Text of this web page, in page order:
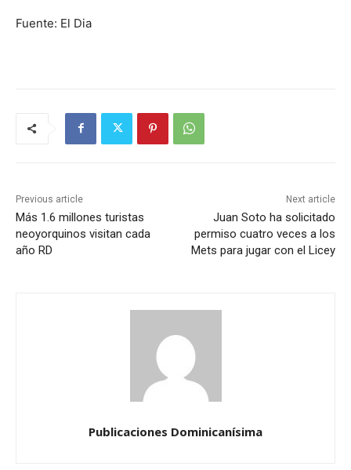
Fuente: El Dia
Previous article
Más 1.6 millones turistas
neoyorquinos visitan cada
año RD
Next article
Juan Soto ha solicitado
permiso cuatro veces a los
Mets para jugar con el Licey
Publicaciones Dominicanísima